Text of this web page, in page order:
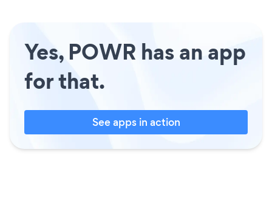
Yes, POWR has an app
for that.
See apps in action